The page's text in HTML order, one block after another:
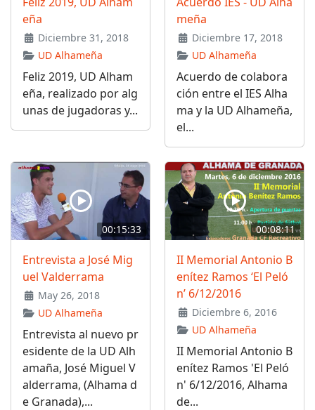
eña
Diciembre 31, 2018
UD Alhameña
Feliz 2019, UD Alham
eña, realizado por alg
unas de jugadoras y...
meña
Diciembre 17, 2018
UD Alhameña
Acuerdo de colabora
ción entre el IES Alha
ma y la UD Alhameña,
el...
00:15:33
Entrevista a José Mig
uel Valderrama
May 26, 2018
UD Alhameña
Entrevista al nuevo pr
esidente de la UD Alh
amaña, José Miguel V
alderrama, (Alhama d
e Granada),...
00:08:11
II Memorial Antonio B
enítez Ramos ‘El Peló
n’ 6/12/2016
Diciembre 6, 2016
UD Alhameña
II Memorial Antonio B
enítez Ramos 'El Peló
n' 6/12/2016, Alhama
de...